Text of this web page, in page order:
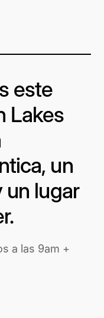
este
Lakes
un
lugar
a las 9am +